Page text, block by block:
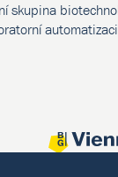
skupina